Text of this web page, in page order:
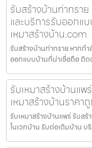
รับสร้างบ้านท่าทรา
และบริการรับออกแ
เหมาสร้างบ้าน.com
รับสร้างบ้านท่าทราย หากก
ออกแบบบ้านที่น่าเชื่อถือ ติด
รับเหมาสร้างบ้านแ
เหมาสร้างบ้านราคา
รับเหมาสร้างบ้านแพร่ รับสร้
โนเวทบ้าน รับต่อเติมบ้าน